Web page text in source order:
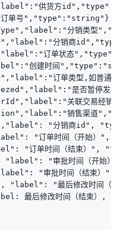
供货方
单号","type":"string"},
分销类型
分销商
订单状态
创建时间
订单类型,如普通
是否暂停发
关联交易经销
销售渠道
"分销商id",
"订单时间（开始）",
"订单时间（结束）",
"审批时间（开始
"审批时间（结束）
"label": "最后修改时间
最后修改时间（结束）